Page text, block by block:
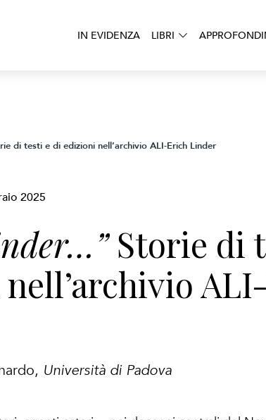
IN EVIDENZA LIBRI
di testi e di edizioni nell’archivio ALI-Erich Linder
2025
Storie di
Università di Padova